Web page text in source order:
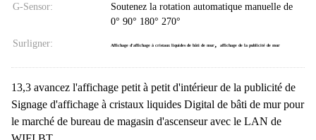
G-Sensor:
Soutenez la rotation automatique manuelle de
0° 90° 180° 270°
Surligner: Affichage d'affichage à cristaux liquides de bâti de mur, affichage de la publicité de mur
13,3 avancez l'affichage petit à petit d'intérieur de la publicité de
Signage d'affichage à cristaux liquides Digital de bâti de mur pour
le marché de bureau de magasin d'ascenseur avec le LAN de